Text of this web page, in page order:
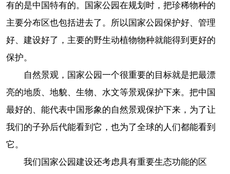
有的是中国特有的。国家公园在规划时，把珍稀物种的
主要分布区也包括进去了。所以国家公园保护好、管理
好、建设好了，主要的野生动植物物种就能得到更好的
保护。
自然景观，国家公园一个很重要的目标就是把最漂
亮的地质、地貌、生物、水文等景观保护下来。把中国
最好的、能代表中国形象的自然景观保护下来，为了让
我们的子孙后代能看到它，也为了全球的人们都能看到
它。
我们国家公园建设还考虑具有重要生态功能的区